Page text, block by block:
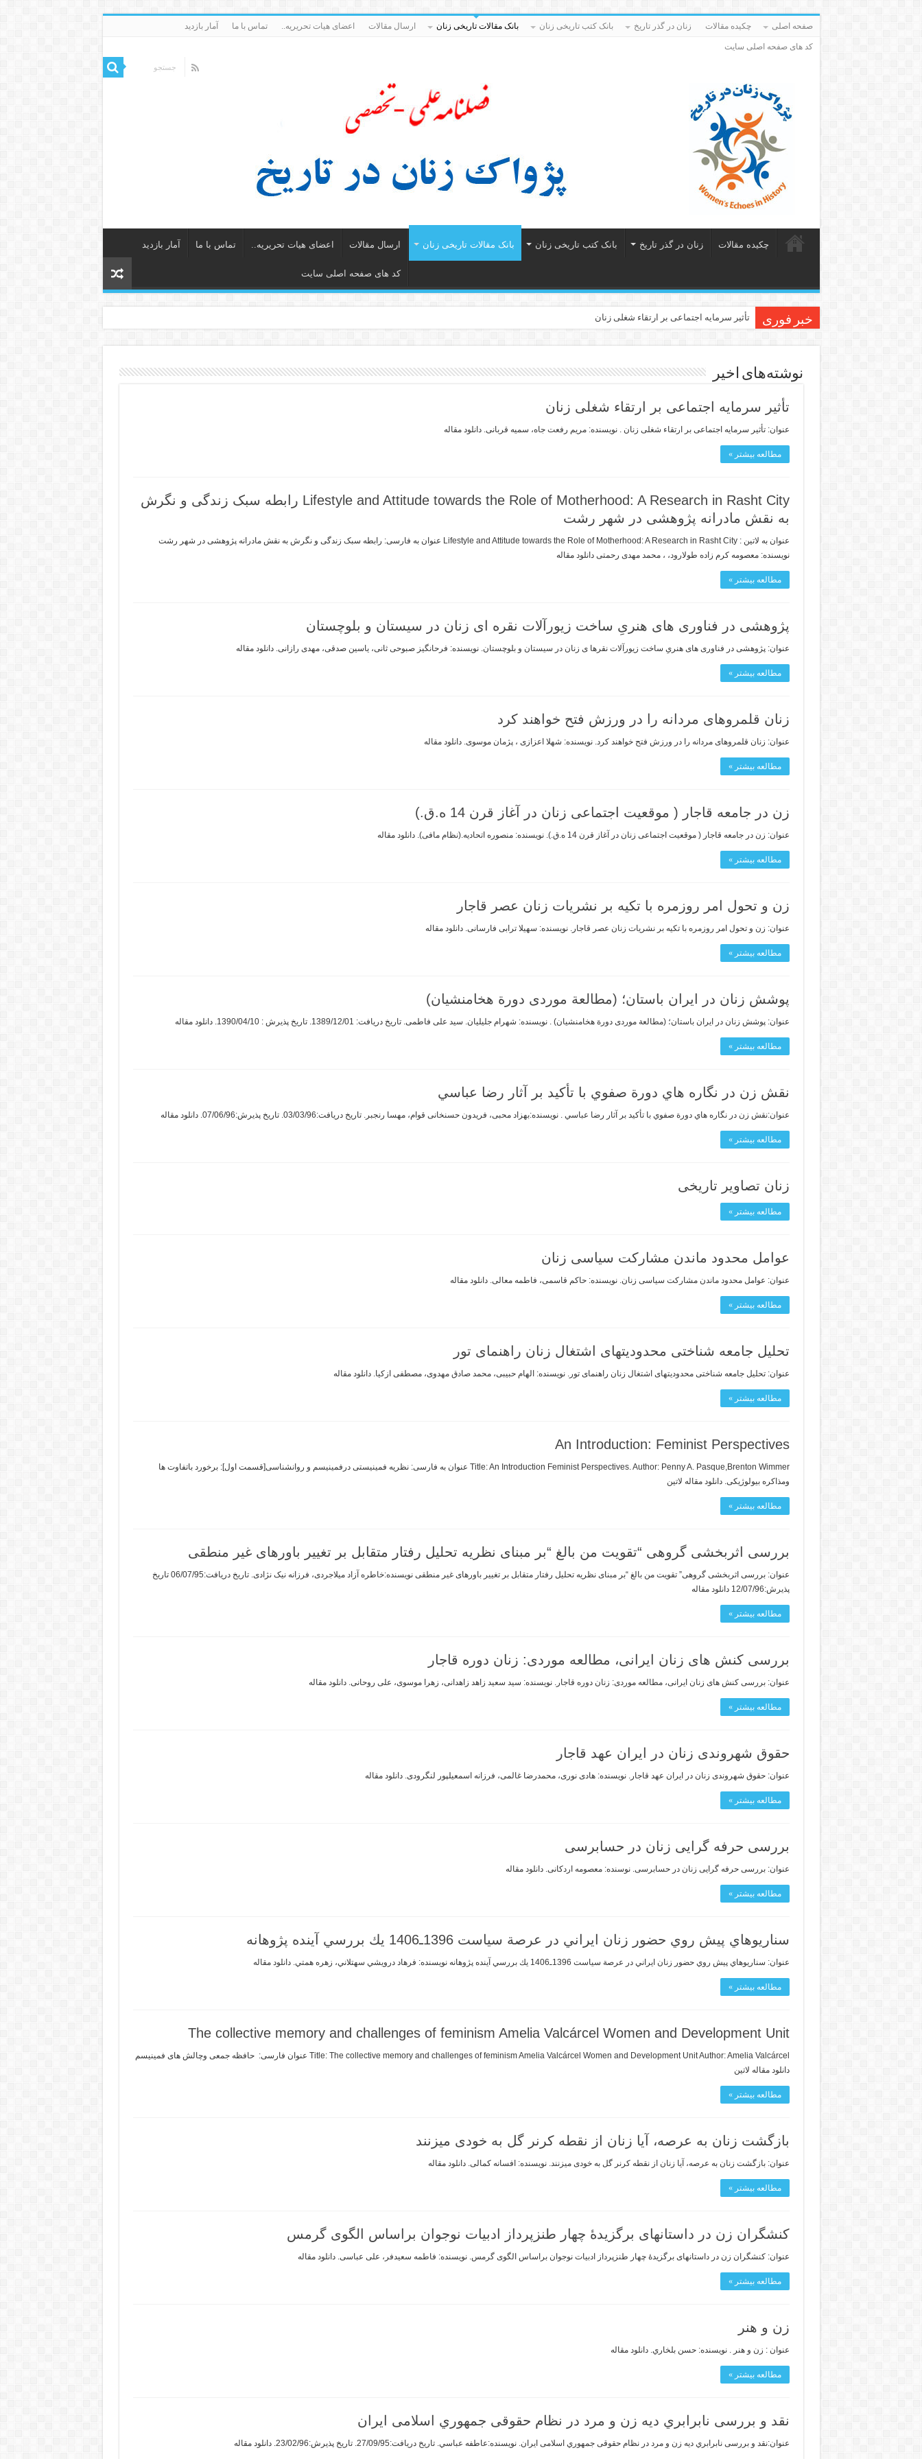
صفحه اصلی چکیده مقالات زنان در گذر تاریخ بانک کتب تاریخی زنان بانک مقالات تاریخی زنان ارسال مقالات اعضای هیات تحریریه.. تماس با ما آمار بازدید
کد های صفحه اصلی سایت
چکیده مقالات زنان در گذر تاریخ بانک کتب تاریخی زنان بانک مقالات تاریخی زنان ارسال مقالات اعضای هیات تحریریه.. تماس با ما آمار بازدید
کد های صفحه اصلی سایت
خبر فوری تأثیر سرمایه اجتماعی بر ارتقاء شغلی زنان
نوشته‌های اخیر
تأثیر سرمایه اجتماعی بر ارتقاء شغلی زنان
عنوان: تأثیر سرمایه اجتماعی بر ارتقاء شغلی زنان . نویسنده: مریم رفعت جاه، سمیه قربانی. دانلود مقاله
مطالعه بیشتر »
Lifestyle and Attitude towards the Role of Motherhood: A Research in Rasht City رابطه سبک زندگی و نگرش
به نقش مادرانه پژوهشی در شهر رشت
عنوان به لاتین : Lifestyle and Attitude towards the Role of Motherhood: A Research in Rasht City عنوان به فارسی: رابطه سبک زندگی و نگرش به نقش مادرانه پژوهشی در شهر رشت
نویسنده: معصومه کرم زاده طولارود، ، محمد مهدی رحمتی دانلود مقاله
مطالعه بیشتر »
پژوهشی در فناوری های هنریِ ساخت زیورآلات نقره ای زنان در سیستان و بلوچستان
عنوان: پژوهشی در فناوری های هنریِ ساخت زیورآلات نقرها ی زنان در سیستان و بلوچستان. نویسنده: فرحانگیز صبوحی ثانی، یاسین صدقی، مهدی رازانی. دانلود مقاله
مطالعه بیشتر »
زنان قلمروهای مردانه را در ورزش فتح خواهند کرد
عنوان: زنان قلمروهای مردانه را در ورزش فتح خواهند کرد. نویسنده: شهلا اعزازی ، پژمان موسوی. دانلود مقاله
مطالعه بیشتر »
زن در جامعه قاجار ( موقعیت اجتماعی زنان در آغاز قرن 14 ه.ق.)
عنوان: زن در جامعه قاجار ( موقعیت اجتماعی زنان در آغاز قرن 14 ه.ق.). نویسنده: منصوره اتحادیه.(نظام مافی). دانلود مقاله
مطالعه بیشتر »
زن و تحول امر روزمره با تکیه بر نشریات زنان عصر قاجار
عنوان: زن و تحول امر روزمره با تکیه بر نشریات زنان عصر قاجار. نویسنده: سهیلا ترابی فارسانی. دانلود مقاله
مطالعه بیشتر »
پوشش زنان در ايران باستان؛ (مطالعة موردى دورة هخامنشيان)
عنوان: پوشش زنان در ايران باستان؛ (مطالعة موردى دورة هخامنشيان) . نویسنده: شهرام جليليان. سيد على فاطمى. تاريخ دريافت: 1389/12/01. تاریخ پذیرش : 1390/04/10. دانلود مقاله
مطالعه بیشتر »
نقش زن در نگاره هاي دورة صفوي با تأكيد بر آثار رضا عباسي
عنوان:نقش زن در نگاره هاي دورة صفوي با تأكيد بر آثار رضا عباسي . نویسنده:بهزاد محبی، فریدون حسنخانی قوام، مهسا رنجبر. تاریخ دریافت:03/03/96. تاریخ پذیرش:07/06/96. دانلود مقاله
مطالعه بیشتر »
زنان تصاویر تاریخی
مطالعه بیشتر »
عوامل محدود ماندن مشارکت سیاسی زنان
عنوان: عوامل محدود ماندن مشارکت سیاسی زنان. نویسنده: حاکم قاسمی، فاطمه معالی. دانلود مقاله
مطالعه بیشتر »
تحلیل جامعه شناختی محدودیتهای اشتغال زنان راهنمای تور
عنوان: تحلیل جامعه شناختی محدودیتهای اشتغال زنان راهنمای تور. نویسنده: الهام حبیبی، محمد صادق مهدوی، مصطفی ازکیا. دانلود مقاله
مطالعه بیشتر »
An Introduction: Feminist Perspectives
Title: An Introduction Feminist Perspectives. Author: Penny A. Pasque,Brenton Wimmer عنوان به فارسی: نظریه فمینیستی درفمینیسم و روانشناسی[قسمت اول]: برخورد باتفاوت ها
ومذاکره بیولوژیکی. دانلود مقاله لاتین
مطالعه بیشتر »
بررسی اثربخشی گروهی “تقویت من بالغ “بر مبنای نظریه تحلیل رفتار متقابل بر تغییر باورهای غیر منطقی
عنوان: بررسی اثربخشی گروهی” تقویت من بالغ “بر مبنای نظریه تحلیل رفتار متقابل بر تغییر باورهای غیر منطقی نویسنده:خاطره آزاد میلاجردی، فرزانه نیک نژادی. تاریخ دریافت:06/07/95 تاریخ
پذیرش:12/07/96 دانلود مقاله
مطالعه بیشتر »
بررسی کنش های زنان ایرانی، مطالعه موردی: زنان دوره قاجار
عنوان: بررسی کنش های زنان ایرانی، مطالعه موردی: زنان دوره قاجار. نویسنده: سید سعید زاهد زاهدانی، زهرا موسوی، علی روحانی. دانلود مقاله
مطالعه بیشتر »
حقوق شهروندی زنان در ایران عهد قاجار
عنوان: حقوق شهروندی زنان در ایران عهد قاجار. نویسنده: هادی نوری، محمدرضا غالمی، فرزانه اسمعیلپور لنگرودی. دانلود مقاله
مطالعه بیشتر »
بررسی حرفه گرایی زنان در حسابرسی
عنوان: بررسی حرفه گرایی زنان در حسابرسی. نوسنده: معصومه اردکانی. دانلود مقاله
مطالعه بیشتر »
سناريوهاي پيش روي حضور زنان ايراني در عرصة سياست 1396ـ1406 يك بررسي آينده پژوهانه
عنوان: سناريوهاي پيش روي حضور زنان ايراني در عرصة سياست 1396ـ1406 يك بررسي آينده پژوهانه نویسنده: فرهاد درويشي سهتلاني، زهره همتي. دانلود مقاله
مطالعه بیشتر »
The collective memory and challenges of feminism Amelia Valcárcel Women and Development Unit
Title: The collective memory and challenges of feminism Amelia Valcárcel Women and Development Unit Author: Amelia Valcárcel عنوان فارسی: حافظه جمعی وچالش های فمینیسم
دانلود مقاله لاتین
مطالعه بیشتر »
بازگشت زنان به عرصه، آیا زنان از نقطه کرنر گل به خودی میزنند
عنوان: بازگشت زنان به عرصه، آیا زنان از نقطه کرنر گل به خودی میزنند. نویسنده: افسانه کمالی. دانلود مقاله
مطالعه بیشتر »
کنشگران زن در داستانهای برگزیدۀ چهار طنزپرداز ادبیات نوجوان براساس الگوی گرمس
عنوان: کنشگران زن در داستانهای برگزیدۀ چهار طنزپرداز ادبیات نوجوان براساس الگوی گرمس. نویسنده: فاطمه سعيدفر، علی عباسی. دانلود مقاله
مطالعه بیشتر »
زن و هنر
عنوان : زن و هنر . نویسنده: حسن بلخاري. دانلود مقاله
مطالعه بیشتر »
نقد و بررسی نابرابري دیه زن و مرد در نظام حقوقی جمهوري اسلامی ایران
عنوان:نقد و بررسی نابرابري دیه زن و مرد در نظام حقوقی جمهوري اسلامی ایران. نويسنده:عاطفه عباسي. تاريخ دريافت:27/09/95. تاريخ پذيرش:23/02/96. دانلود مقاله